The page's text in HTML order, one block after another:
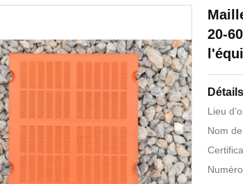
20-
Lieu
Nom